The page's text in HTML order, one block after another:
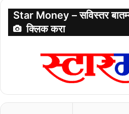
Star Money – सविस्तर
क्लिक करा